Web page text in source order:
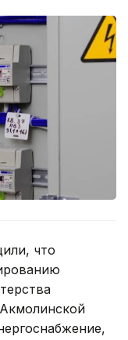
что